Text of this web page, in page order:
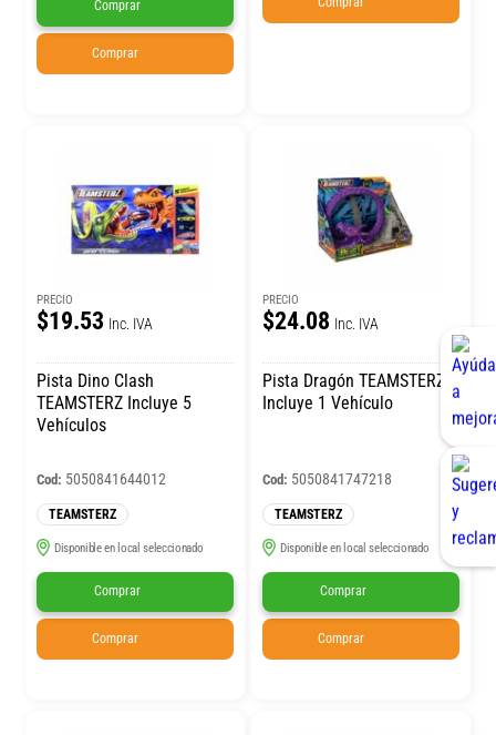
Comprar
Comprar
PRECIO
$19.53 Inc. IVA
Pista Dino Clash
TEAMSTERZ Incluye 5
Vehículos
Cod: 5050841644012
TEAMSTERZ
Disponible en local seleccionado
Comprar
Comprar
PRECIO
$24.08 Inc. IVA
Pista Dragón TEAMSTERZ
Incluye 1 Vehículo
Cod: 5050841747218
TEAMSTERZ
Disponible en local seleccionado
Comprar
Comprar